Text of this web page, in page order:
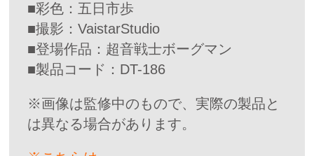
■彩色：五日市歩
■撮影：VaistarStudio
■登場作品：超音戦士ボーグマン
■製品コード：DT-186
※画像は監修中のもので、実際の製品と
は異なる場合があります。